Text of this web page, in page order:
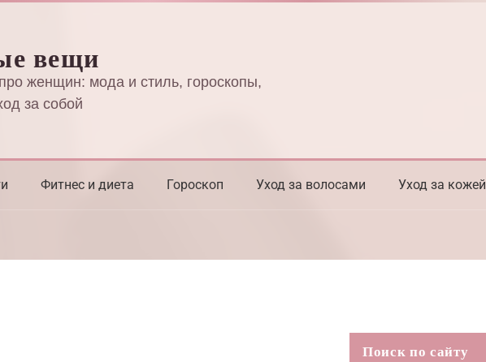
вещи
женщин: мода и стиль, гороскопы,
за собой
Фитнес и диета Гороскоп Уход за волосами Уход за кожей
Поиск по сайту